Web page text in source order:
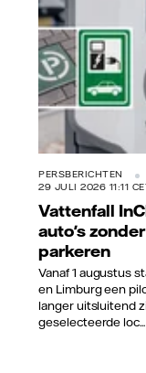
PERSBERICHTEN
29 JULI 2026 11:11
Vattenfall
auto's
parkeren
Vanaf 1 augustus
en Limburg een
langer uitsluitend
geselecteerde loc...